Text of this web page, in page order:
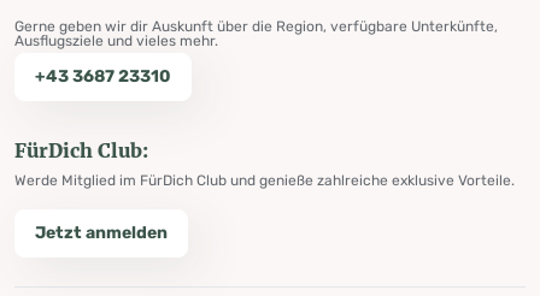
Gerne geben wir dir Auskunft über die Region, verfügbare Unterkünfte,
Ausflugsziele und vieles mehr.
+43 3687 23310
FürDich Club:
Werde Mitglied im FürDich Club und genieße zahlreiche exklusive Vorteile.
Jetzt anmelden